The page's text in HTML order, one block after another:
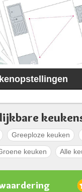
Greeploze keuken
keuken Alle